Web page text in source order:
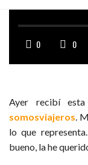
0 0
Ayer recibí
somosviajeros.
lo que
bueno, la he